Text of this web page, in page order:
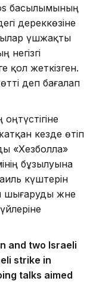
басылымының
дереккөзіне
үшжақты
негізгі
қол жеткізген.
деп бағалап
кезде өтіп
«Хезболла»
бұзылуына
күштерін
шығаруды және
and two Israeli
strike in
talks aimed